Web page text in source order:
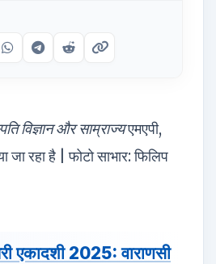
विज्ञान और साम्राज्यएमएपी,
रहा है | फोटो साभार: फिलिप
एकादशी 2025: वाराणसी